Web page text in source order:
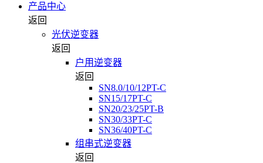
产品中心
返回
光伏逆变器
返回
户用逆变器
返回
SN8.0/10/12PT-C
SN15/17PT-C
SN20/23/25PT-B
SN30/33PT-C
SN36/40PT-C
组串式逆变器
返回